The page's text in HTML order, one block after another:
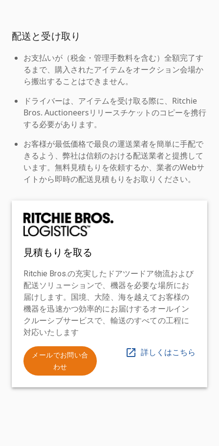
配送と受け取り
お支払いが（税金・管理手数料を含む）全額完了す
るまで、購入されたアイテムをオークション会場か
ら搬出することはできません。
ドライバーは、アイテムを受け取る際に、Ritchie
Bros. Auctioneersリリースチケットのコピーを携行
する必要があります。
お客様が最低価格で最良の運送業者を簡単に手配で
きるよう、弊社は信頼のおける配送業者と提携して
います。無料見積もりを依頼するか、業者のWebサ
イトから即時の配送見積もりをお取りください。
見積もりを取る
Ritchie Bros.の充実したドアツードア物流および
配送ソリューションで、機器を必要な場所にお
届けします。国境、大陸、海を越えてお客様の
機器を迅速かつ効率的にお届けするオールイン
クルーシブサービスで、輸送のすべての工程に
対応いたします
メールでお問い合
わせ
詳しくはこちら